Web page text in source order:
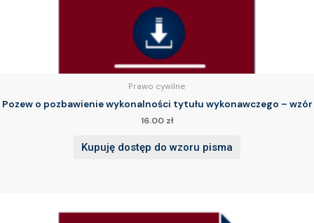
Prawo cywilne
Pozew o pozbawienie wykonalności tytułu wykonawczego – wzór
16.00 zł
Kupuję dostęp do wzoru pisma